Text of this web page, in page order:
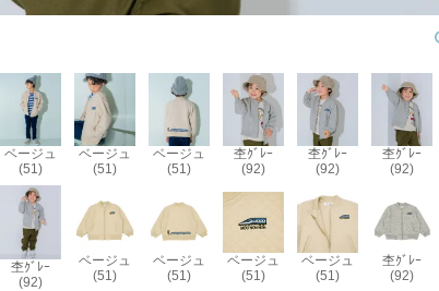
ベージュ
(51)
ベージュ
(51)
ベージュ
(51)
杢ｸﾞﾚｰ
(92)
杢ｸﾞﾚｰ
(92)
杢ｸﾞﾚｰ
(92)
杢ｸﾞﾚｰ
(92)
ベージュ
(51)
ベージュ
(51)
ベージュ
(51)
ベージュ
(51)
杢ｸﾞﾚｰ
(92)